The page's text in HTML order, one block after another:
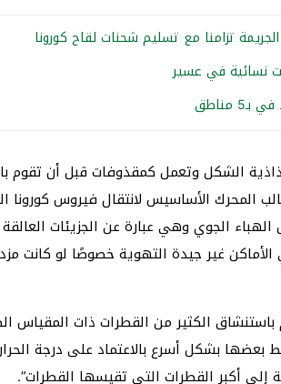
تزامنا مع تسليم شحنات لقاح كورونا
الشكل وتعمل كمقذوفات قبل أن تقوم
المحرك الأساسيس لانتقال فيروس كورونا
الجوي وهي عبارة عن الجزيئات
غير جيدة التهوية خصوصًا لو كانت
الكثير من القطرات ذات المقياس
بعضها بشكل أسرع بالاعتماد على درجة